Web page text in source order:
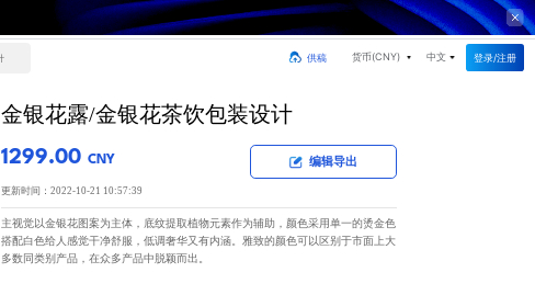
供稿 货币(CNY) 中文 登录/注册
金银花露/金银花茶饮包装设计
1299.00 CNY 编辑导出
更新时间：2022-10-21 10:57:39
主视觉以金银花图案为主体，底纹提取植物元素作为辅助，颜色采用单一的烫金色
搭配白色给人感觉干净舒服，低调奢华又有内涵。雅致的颜色可以区别于市面上大
多数同类别产品，在众多产品中脱颖而出。